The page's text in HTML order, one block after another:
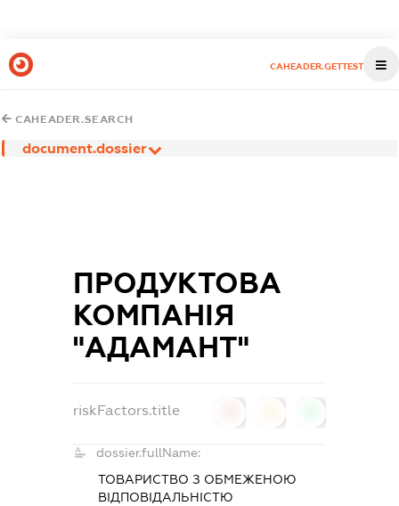
CAHEADER.GETTEST
CAHEADER.SEARCH
document.dossier
ПРОДУКТОВА
КОМПАНІЯ
"АДАМАНТ"
riskFactors.title
dossier.fullName:
ТОВАРИСТВО З ОБМЕЖЕНОЮ
ВІДПОВІДАЛЬНІСТЮ